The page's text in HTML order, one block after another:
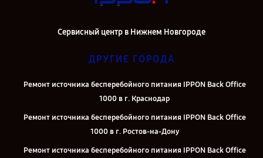
Сервисный центр в Нижнем Новгороде
ДРУГИЕ ГОРОДА
Ремонт источника бесперебойного питания IPPON Back Office
1000 в г. Краснодар
Ремонт источника бесперебойного питания IPPON Back Office
1000 в г. Ростов-на-Дону
Ремонт источника бесперебойного питания IPPON Back Office